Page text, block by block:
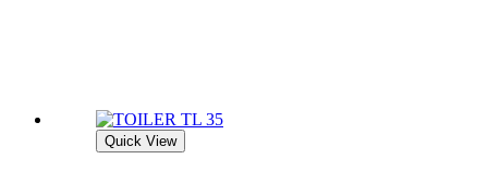
Quick View